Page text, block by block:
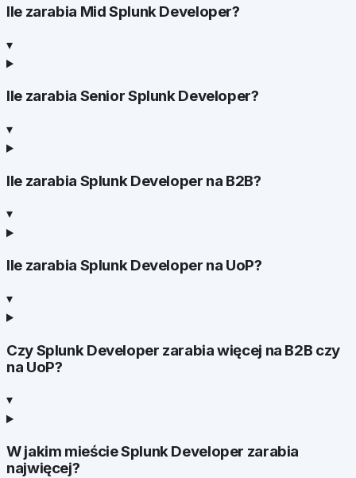
Ile zarabia Mid Splunk Developer?
▾
Ile zarabia Senior Splunk Developer?
▾
Ile zarabia Splunk Developer na B2B?
▾
Ile zarabia Splunk Developer na UoP?
▾
Czy Splunk Developer zarabia więcej na B2B czy
na UoP?
▾
W jakim mieście Splunk Developer zarabia
najwięcej?